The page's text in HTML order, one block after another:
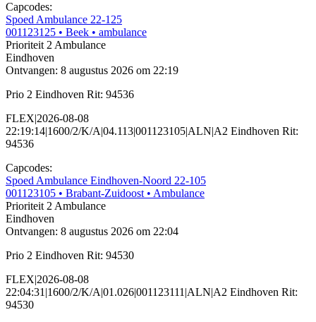
Capcodes:
Spoed Ambulance 22-125
001123125 • Beek • ambulance
Prioriteit 2Ambulance
Eindhoven
Ontvangen: 8 augustus 2026 om 22:19
Prio 2 Eindhoven Rit: 94536
FLEX|2026-08-08
22:19:14|1600/2/K/A|04.113|001123105|ALN|A2 Eindhoven Rit:
94536
Capcodes:
Spoed Ambulance Eindhoven-Noord 22-105
001123105 • Brabant-Zuidoost• Ambulance
Prioriteit 2Ambulance
Eindhoven
Ontvangen: 8 augustus 2026 om 22:04
Prio 2 Eindhoven Rit: 94530
FLEX|2026-08-08
22:04:31|1600/2/K/A|01.026|001123111|ALN|A2 Eindhoven Rit:
94530